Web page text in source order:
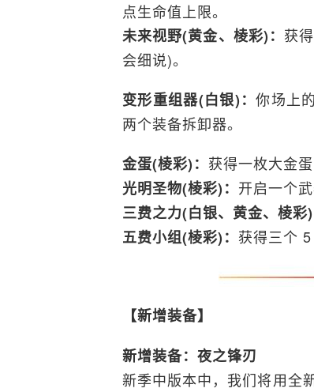
点生命值上限。
未来视野(黄金、棱彩)： 获
会细说)。
变形重组器(白银)：你场上
两个装备拆卸器。
金蛋(棱彩)： 获得一枚大金
光明圣物(棱彩)： 开启一个
三费之力(白银、黄金、棱彩)
五费小组(棱彩)： 获得三个 5
【新增装备】
新增装备：夜之锋刃
新季中版本中，我们将用全